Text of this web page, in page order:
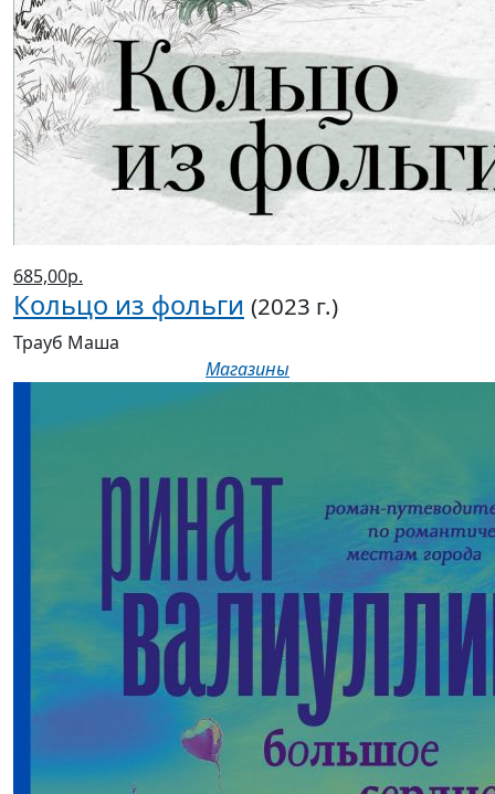
685,00р.
Кольцо из фольги (2023 г.)
Трауб Маша
Магазины